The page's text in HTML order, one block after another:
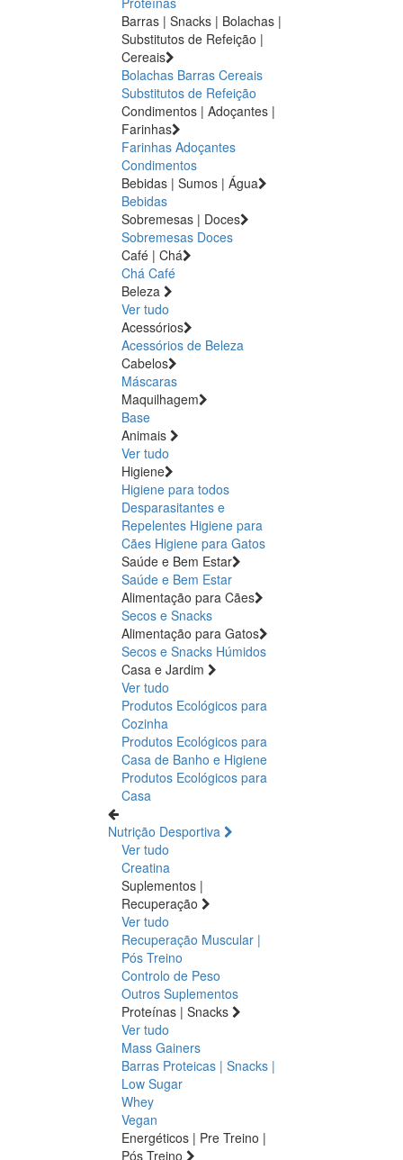
Barras | Snacks | Bolachas |
Substitutos de Refeição |
Cereais
Bolachas Barras Cereais
Substitutos de Refeição
Condimentos | Adoçantes |
Farinhas
Farinhas Adoçantes
Condimentos
Bebidas | Sumos | Água
Bebidas
Sobremesas | Doces
Sobremesas Doces
Café | Chá
Chá Café
Beleza
Ver tudo
Acessórios
Acessórios de Beleza
Cabelos
Máscaras
Maquilhagem
Base
Animais
Ver tudo
Higiene
Higiene para todos
Desparasitantes e
Repelentes Higiene para
Cães Higiene para Gatos
Saúde e Bem Estar
Saúde e Bem Estar
Alimentação para Cães
Secos e Snacks
Alimentação para Gatos
Secos e Snacks Húmidos
Casa e Jardim
Ver tudo
Produtos Ecológicos para
Cozinha
Produtos Ecológicos para
Casa de Banho e Higiene
Produtos Ecológicos para
Casa
Nutrição Desportiva
Ver tudo
Creatina
Suplementos |
Recuperação
Ver tudo
Recuperação Muscular |
Pós Treino
Controlo de Peso
Outros Suplementos
Proteínas | Snacks
Ver tudo
Mass Gainers
Barras Proteicas | Snacks |
Low Sugar
Whey
Vegan
Energéticos | Pre Treino |
Pós Treino